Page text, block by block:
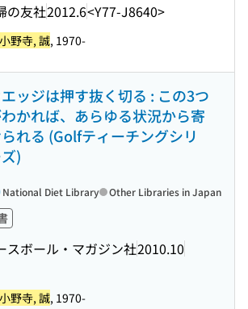
の友社2012.6<Y77-J8640>
小野寺, 誠, 1970-
ッジは押す抜く切る : この3つ
かれば、あらゆる状況から寄
れる (Golfティーチングシリ
)
スボール・マガジン社2010.10
National Diet Library Other Libraries in Japan
小野寺, 誠, 1970-